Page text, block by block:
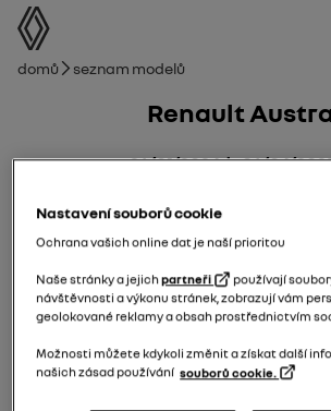
uživatelská příručka
Drobečková navigace
Domů Seznam modelů
Renault
26/01/2024do06/04/
Nastavení souborů cookie
Ochrana vašich online dat je naší prioritou
Naše stránky a jejichpartneři
používají
návštěvnosti a výkonu stránek, zobrazují vám
geolokované reklamy a obsah prostřednictvím
Možnosti můžete kdykoli změnit a získat další
našich zásad používání souborů cookie.